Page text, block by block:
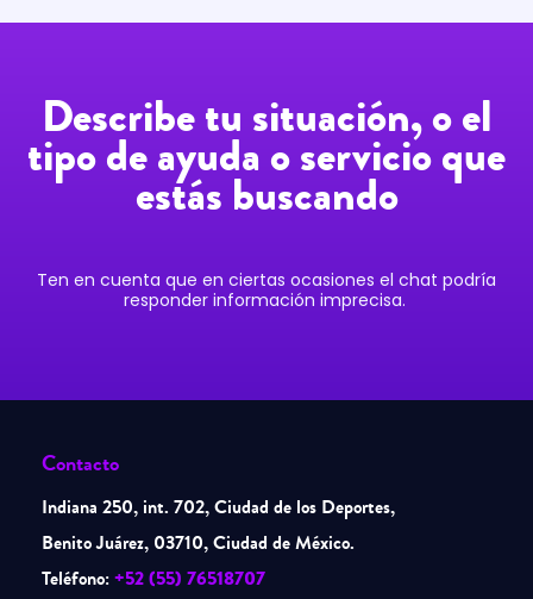
Describe tu situación, o el
tipo de ayuda o servicio que
estás buscando
Ten en cuenta que en ciertas ocasiones el chat podría
responder información imprecisa.
Contacto
Indiana 250, int. 702, Ciudad de los Deportes,
Benito Juárez, 03710, Ciudad de México.
Teléfono:+52 (55) 76518707